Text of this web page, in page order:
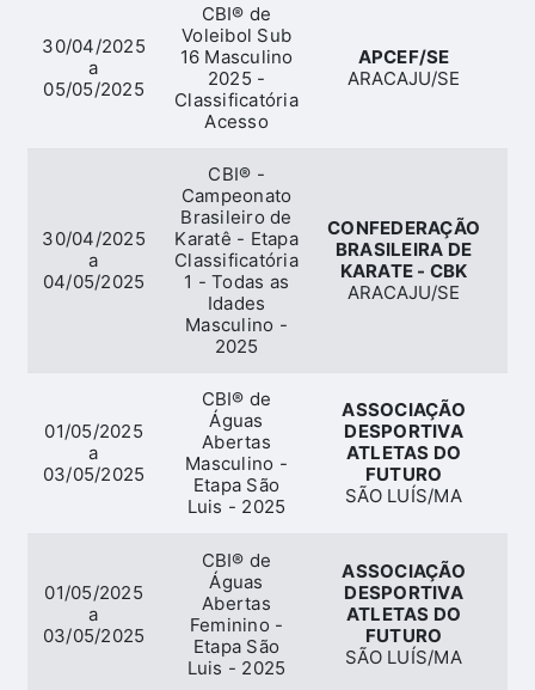
30/04/2025
a
05/05/2025
CBI® de
Voleibol Sub
16 Masculino
2025 -
Classificatória
Acesso
APCEF/SE
ARACAJU/SE
30/04/2025
a
04/05/2025
CBI® -
Campeonato
Brasileiro de
Karatê - Etapa
Classificatória
1 - Todas as
Idades
Masculino -
2025
CONFEDERAÇÃO
BRASILEIRA DE
KARATE - CBK
ARACAJU/SE
01/05/2025
a
03/05/2025
CBI® de
Águas
Abertas
Masculino -
Etapa São
Luis - 2025
ASSOCIAÇÃO
DESPORTIVA
ATLETAS DO
FUTURO
SÃO LUÍS/MA
01/05/2025
a
03/05/2025
CBI® de
Águas
Abertas
Feminino -
Etapa São
Luis - 2025
ASSOCIAÇÃO
DESPORTIVA
ATLETAS DO
FUTURO
SÃO LUÍS/MA